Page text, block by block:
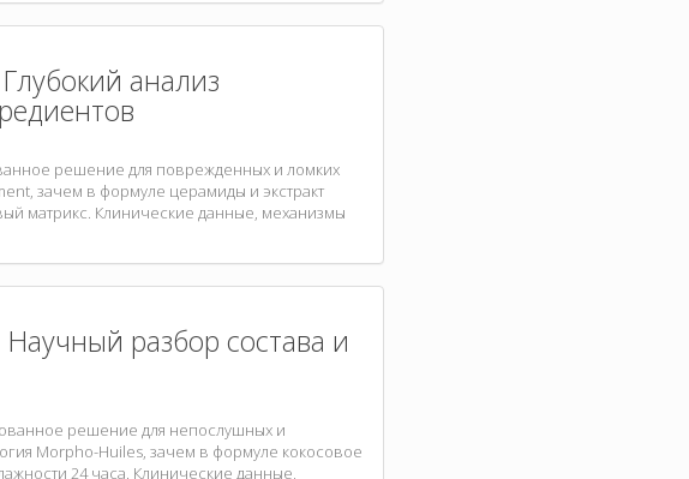
анализ
решение для поврежденных и ломких
зачем в формуле церамиды и экстракт
матрикс. Клинические данные, механизмы
разбор состава и
решение для непослушных и
Morpho-Huiles, зачем в формуле кокосовое
24 часа. Клинические данные,